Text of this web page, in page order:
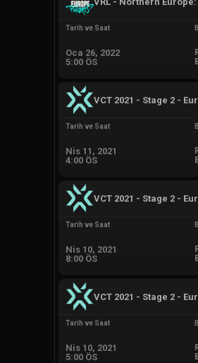
Tarih ve Saat
Oca 26, 2022
5:00 ÖS
VCT 2021 - Stage 2 -
Tarih ve Saat
Nis 11, 2021
4:00 ÖS
VCT 2021 - Stage 2 -
Tarih ve Saat
Nis 10, 2021
8:00 ÖS
VCT 2021 - Stage 2 -
Tarih ve Saat
Nis 10, 2021
5:00 ÖS